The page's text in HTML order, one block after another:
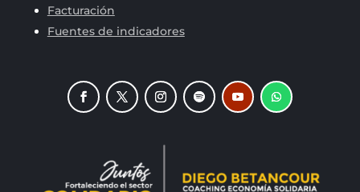
Facturación
Fuentes de indicadores